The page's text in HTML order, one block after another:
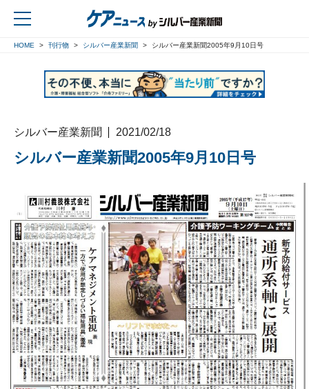
HOME 刊行物 シルバー産業新聞 シルバー産業新聞2005年9月10日号
シルバー産業新聞 2021/02/18
シルバー産業新聞2005年9月10日号